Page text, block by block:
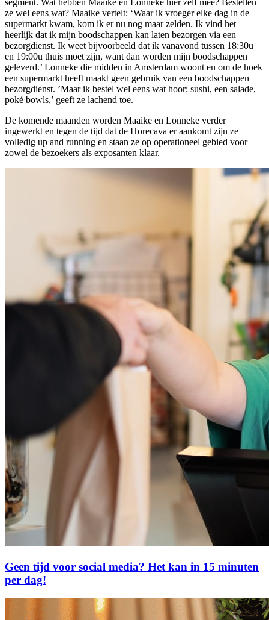
segment. Wat hebben Maaike en Lonneke hier zelf mee? Bestellen
ze wel eens wat? Maaike vertelt: ‘Waar ik vroeger elke dag in de
supermarkt kwam, kom ik er nu nog maar zelden. Ik vind het
heerlijk dat ik mijn boodschappen kan laten bezorgen via een
bezorgdienst. Ik weet bijvoorbeeld dat ik vanavond tussen 18:30u
en 19:00u thuis moet zijn, want dan worden mijn boodschappen
geleverd.’ Lonneke die midden in Amsterdam woont en om de hoek
een supermarkt heeft maakt geen gebruik van een boodschappen
bezorgdienst. ’Maar ik bestel wel eens wat hoor; sushi, een salade,
poké bowls,’ geeft ze lachend toe.
De komende maanden worden Maaike en Lonneke verder
ingewerkt en tegen de tijd dat de Horecava er aankomt zijn ze
volledig up and running en staan ze op operationeel gebied voor
zowel de bezoekers als exposanten klaar.
Geen tijd voor social media? Het kan in 15 minuten
per dag!